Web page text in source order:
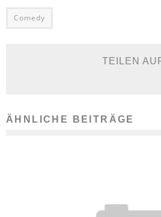
Comedy
TEILEN
ÄHNLICHE BEITRÄGE